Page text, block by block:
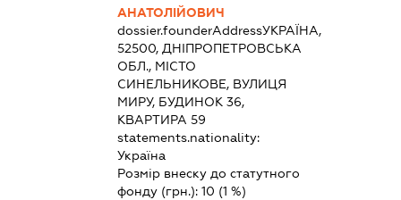
АНАТОЛІЙОВИЧ
dossier.founderAddressУКРАЇНА,
52500, ДНІПРОПЕТРОВСЬКА
ОБЛ., МІСТО
СИНЕЛЬНИКОВЕ, ВУЛИЦЯ
МИРУ, БУДИНОК 36,
КВАРТИРА 59
statements.nationality:
Україна
Розмір внеску до статутного
фонду (грн.): 10 (1 %)